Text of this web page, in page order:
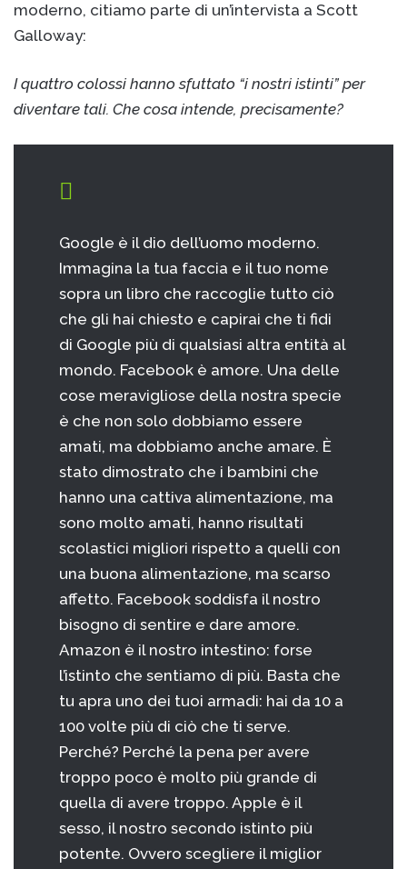
moderno, citiamo parte di un’intervista a Scott
Galloway:
I quattro colossi hanno sfuttato “i nostri istinti” per
diventare tali. Che cosa intende, precisamente?
Google è il dio dell’uomo moderno.
Immagina la tua faccia e il tuo nome
sopra un libro che raccoglie tutto ciò
che gli hai chiesto e capirai che ti fidi
di Google più di qualsiasi altra entità al
mondo. Facebook è amore. Una delle
cose meravigliose della nostra specie
è che non solo dobbiamo essere
amati, ma dobbiamo anche amare. È
stato dimostrato che i bambini che
hanno una cattiva alimentazione, ma
sono molto amati, hanno risultati
scolastici migliori rispetto a quelli con
una buona alimentazione, ma scarso
affetto. Facebook soddisfa il nostro
bisogno di sentire e dare amore.
Amazon è il nostro intestino: forse
l’istinto che sentiamo di più. Basta che
tu apra uno dei tuoi armadi: hai da 10 a
100 volte più di ciò che ti serve.
Perché? Perché la pena per avere
troppo poco è molto più grande di
quella di avere troppo. Apple è il
sesso, il nostro secondo istinto più
potente. Ovvero scegliere il miglior